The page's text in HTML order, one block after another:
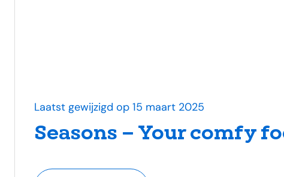
Seasons – Your comfy
Laatst gewijzigd op 15 maart 2025